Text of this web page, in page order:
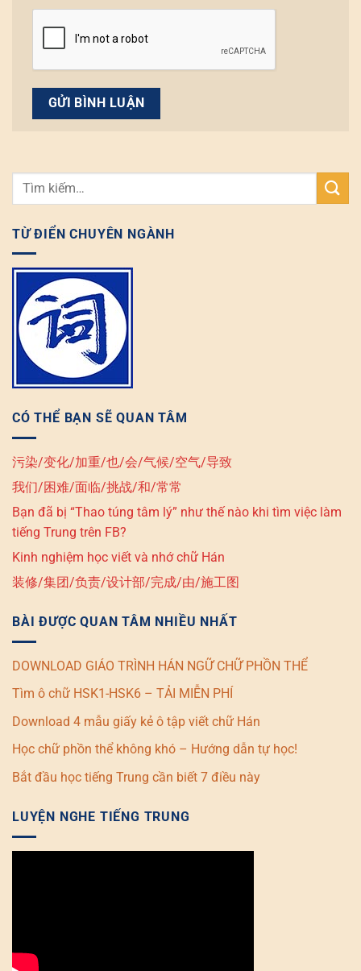
TỪ ĐIỂN CHUYÊN NGÀNH
CÓ THỂ BẠN SẼ QUAN TÂM
污染/变化/加重/也/会/气候/空气/导致
我们/困难/面临/挑战/和/常常
Bạn đã bị “Thao túng tâm lý” như thế nào khi tìm việc làm
tiếng Trung trên FB?
Kinh nghiệm học viết và nhớ chữ Hán
装修/集团/负责/设计部/完成/由/施工图
BÀI ĐƯỢC QUAN TÂM NHIỀU NHẤT
DOWNLOAD GIÁO TRÌNH HÁN NGỮ CHỮ PHỒN THỂ
Tìm ô chữ HSK1-HSK6 – TẢI MIỄN PHÍ
Download 4 mẫu giấy kẻ ô tập viết chữ Hán
Học chữ phồn thể không khó – Hướng dẫn tự học!
Bắt đầu học tiếng Trung cần biết 7 điều này
LUYỆN NGHE TIẾNG TRUNG